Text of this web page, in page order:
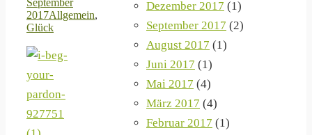
September
2017Allgemein,
Glück
Dezember 2017 (1)
September 2017 (2)
August 2017 (1)
Juni 2017 (1)
Mai 2017 (4)
März 2017 (4)
Februar 2017 (1)